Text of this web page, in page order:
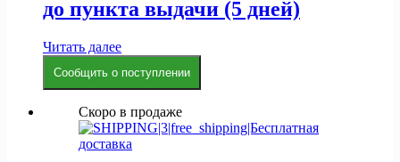
до пункта выдачи (5 дней)
Читать далее
Сообщить о поступлении
Скоро в продаже